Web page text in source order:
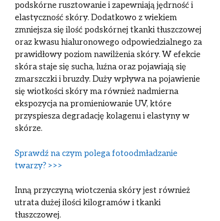
podskórne rusztowanie i zapewniają jędrność i
elastyczność skóry. Dodatkowo z wiekiem
zmniejsza się ilość podskórnej tkanki tłuszczowej
oraz kwasu hialuronowego odpowiedzialnego za
prawidłowy poziom nawilżenia skóry. W efekcie
skóra staje się sucha, luźna oraz pojawiają się
zmarszczki i bruzdy. Duży wpływa na pojawienie
się wiotkości skóry ma również nadmierna
ekspozycja na promieniowanie UV, które
przyspiesza degradację kolagenu i elastyny w
skórze.
Sprawdź na czym polega fotoodmładzanie
twarzy? >>>
Inną przyczyną wiotczenia skóry jest również
utrata dużej ilości kilogramów i tkanki
tłuszczowej.